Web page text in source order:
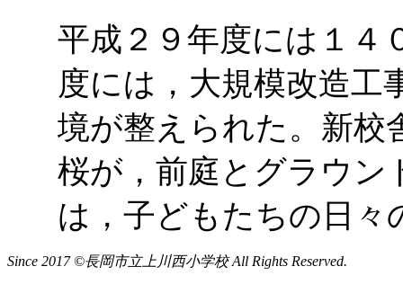
平成２９年度には１４
度には，大規模改造工
境が整えられた。新校
桜が，前庭とグラウン
は，子どもたちの日々
Since 2017 ©長岡市立上川西小学校 All Rights Reserved.